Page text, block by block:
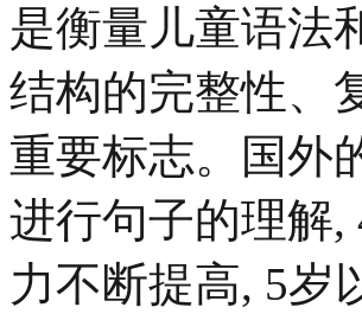
是衡量儿童语法
结构的完整性、
重要标志。国外
进行句子的理解,
力不断提高, 5岁